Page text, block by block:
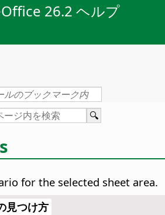
26.2 ヘルプ
for the selected sheet area.
見つけ方